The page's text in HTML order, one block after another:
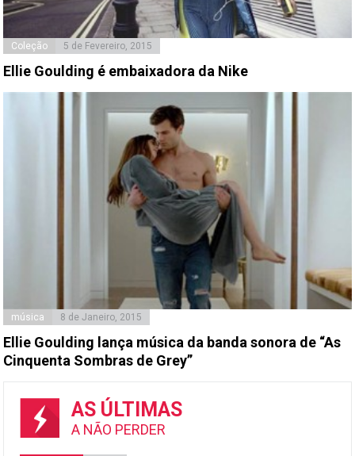
Coleção 5 de Fevereiro, 2015
Ellie Goulding é embaixadora da Nike
música 8 de Janeiro, 2015
Ellie Goulding lança música da banda sonora de “As
Cinquenta Sombras de Grey”
AS ÚLTIMAS
A NÃO PERDER